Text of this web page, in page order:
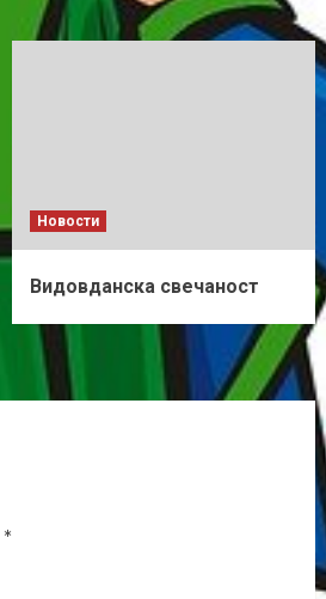
Новости
Видовданска свечаност
*